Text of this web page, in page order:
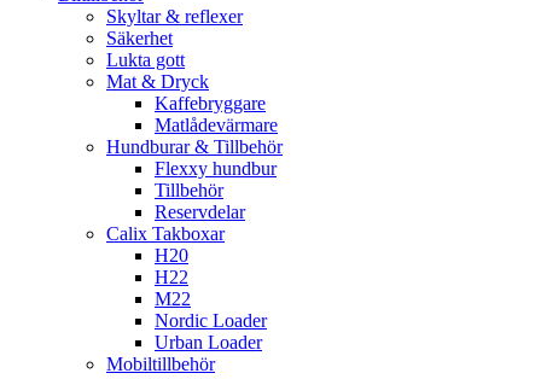
Skyltar & reflexer
Säkerhet
Lukta gott
Mat & Dryck
Kaffebryggare
Matlådevärmare
Hundburar & Tillbehör
Flexxy hundbur
Tillbehör
Reservdelar
Calix Takboxar
H20
H22
M22
Nordic Loader
Urban Loader
Mobiltillbehör